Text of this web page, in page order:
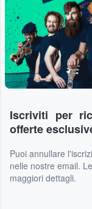
Iscriviti per
offerte
Puoi annullare
nelle nostre email.
maggiori dettagli.